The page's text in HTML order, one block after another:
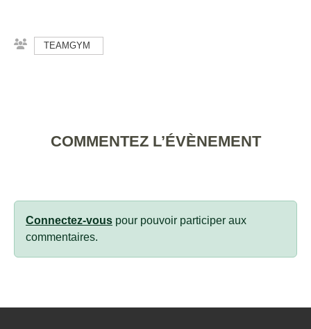
TEAMGYM
COMMENTEZ L’ÉVÈNEMENT
Connectez-vous pour pouvoir participer aux
commentaires.